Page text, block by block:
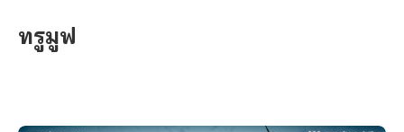
ทรูมูฟ